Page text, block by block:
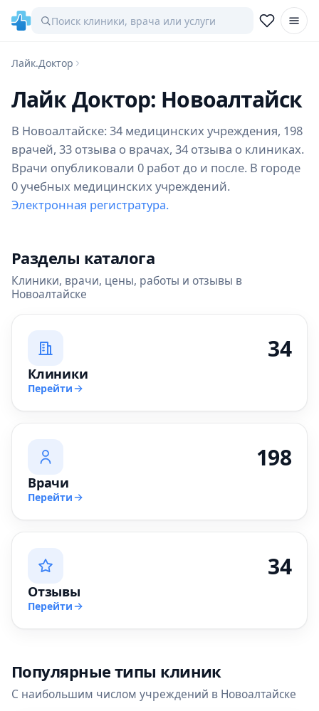
Лайк.Доктор
Лайк Доктор: Новоалтайск
В Новоалтайске: 34 медицинских учреждения, 198
врачей, 33 отзыва о врачах, 34 отзыва о клиниках.
Врачи опубликовали 0 работ до и после. В городе
0 учебных медицинских учреждений.
Электронная регистратура.
Разделы каталога
Клиники, врачи, цены, работы и отзывы в
Новоалтайске
34
Клиники
Перейти
198
Врачи
Перейти
34
Отзывы
Перейти
Популярные типы клиник
С наибольшим числом учреждений в Новоалтайске